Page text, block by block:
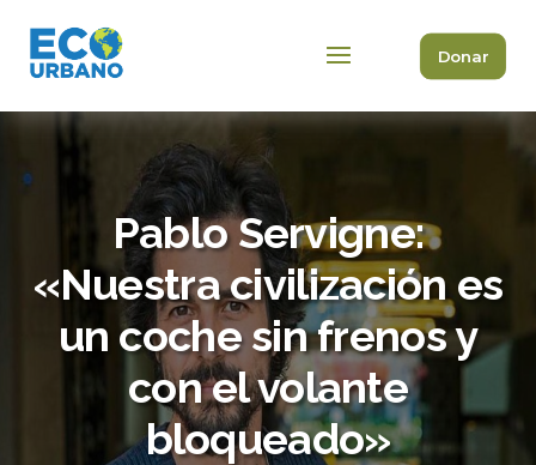
Donar
Pablo Servigne:
«Nuestra civilización es
un coche sin frenos y
con el volante
bloqueado»